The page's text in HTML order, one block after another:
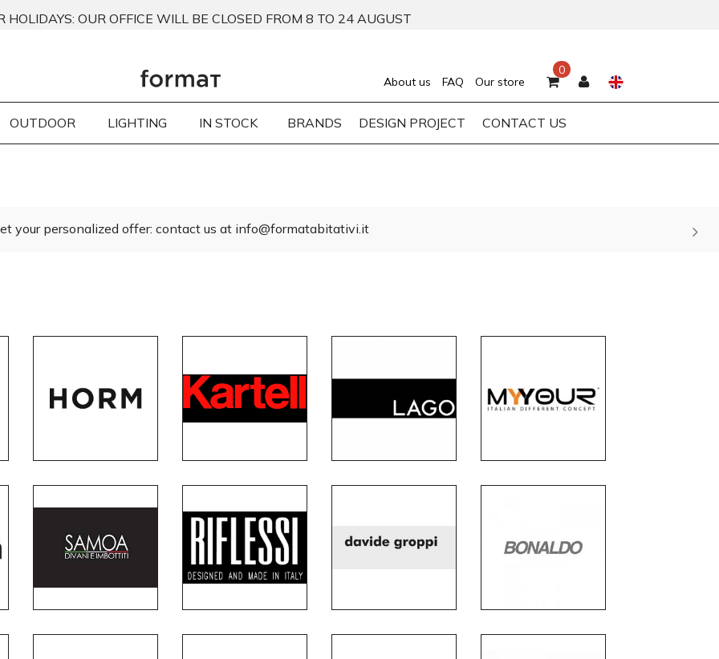
HOLIDAYS: OUR OFFICE WILL BE CLOSED FROM 8 TO 24 AUGUST
0
About us FAQ Our store
OUTDOOR LIGHTING IN STOCK BRANDS DESIGN PROJECT CONTACT US
your personalized offer: contact us at info@formatabitativi.it